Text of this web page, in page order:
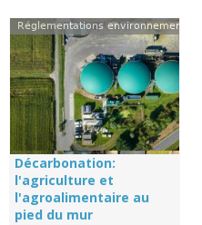
Réglementations environnementales
Décarbonation:
l'agriculture et
l'agroalimentaire au
pied du mur